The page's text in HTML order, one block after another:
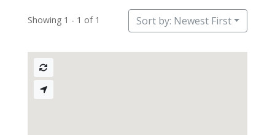
Showing 1 - 1 of 1 Sort by: Newest First